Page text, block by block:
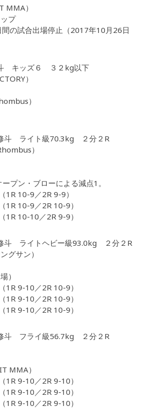
MMA）
プ
の試合出場停止（2017年10月26日
キッズ６ ３２kg以下
）
）
斗 ライト級70.3kg ２分２R
）
プン・ブローによる減点1。
1R 10-9／2R 9-9）
1R 10-9／2R 10-9）
1R 10-10／2R 9-9）
斗 ライトヘビー級93.0kg ２分２R
グサン）
）
1R 9-10／2R 10-9）
1R 9-10／2R 10-9）
1R 9-10／2R 10-9）
斗 フライ級56.7kg ２分２R
MMA）
1R 9-10／2R 9-10）
1R 9-10／2R 9-10）
1R 9-10／2R 9-10）